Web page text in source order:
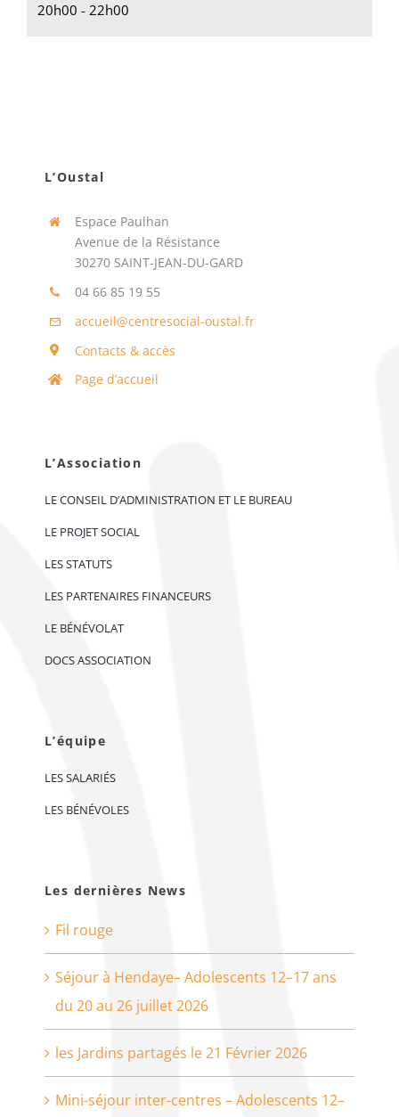
20h00 - 22h00
L’Oustal
Espace Paulhan
Avenue de la Résistance
30270 SAINT-JEAN-DU-GARD
04 66 85 19 55
accueil@centresocial-oustal.fr
Contacts & accès
Page d’accueil
L’Association
LE CONSEIL D’ADMINISTRATION ET LE BUREAU
LE PROJET SOCIAL
LES STATUTS
LES PARTENAIRES FINANCEURS
LE BÉNÉVOLAT
DOCS ASSOCIATION
L’équipe
LES SALARIÉS
LES BÉNÉVOLES
Les dernières News
Fil rouge
Séjour à Hendaye– Adolescents 12–17 ans
du 20 au 26 juillet 2026
les Jardins partagés le 21 Février 2026
Mini-séjour inter-centres – Adolescents 12–